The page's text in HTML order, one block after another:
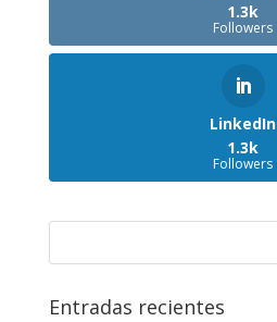
1.3k
Followers
LinkedIn
1.3k
Followers
Entradas recientes